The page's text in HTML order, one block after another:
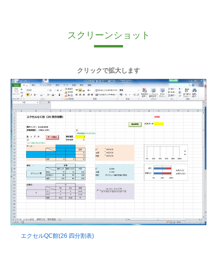
スクリーンショット
クリックで拡大します
エクセルQC館(26 四分割表)